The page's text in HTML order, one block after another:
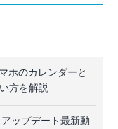
ホのカレンダーと
方を解説
ップデート最新動